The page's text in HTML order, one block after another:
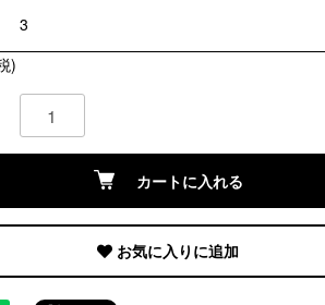
3
)
カートに入れる
お気に入りに追加